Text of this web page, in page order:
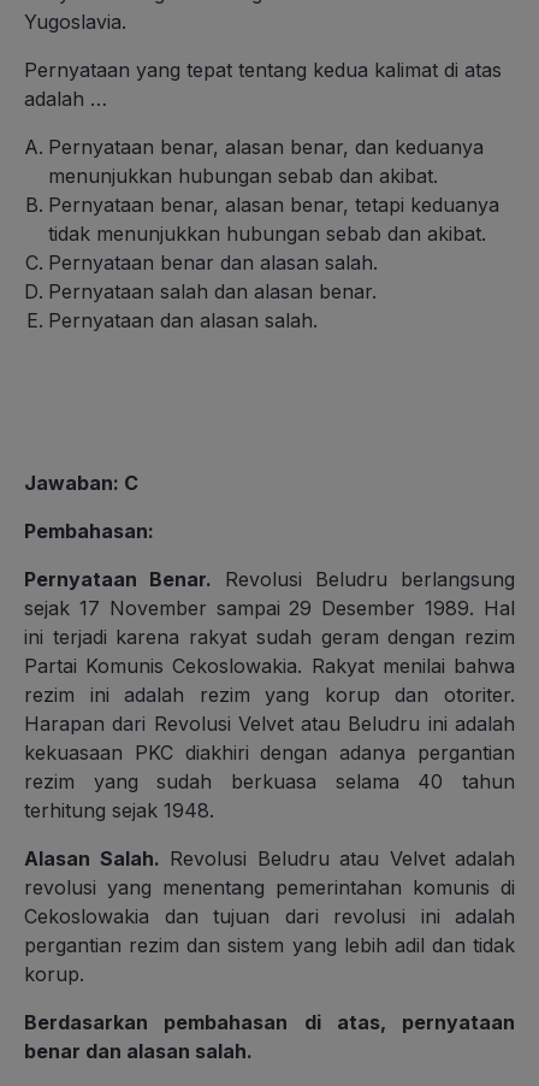
Yugoslavia.
Pernyataan yang tepat tentang kedua kalimat di atas
adalah …
Pernyataan benar, alasan benar, dan keduanya
menunjukkan hubungan sebab dan akibat.
Pernyataan benar, alasan benar, tetapi keduanya
tidak menunjukkan hubungan sebab dan akibat.
Pernyataan benar dan alasan salah.
Pernyataan salah dan alasan benar.
Pernyataan dan alasan salah.
Jawaban: C
Pembahasan:
Pernyataan Benar. Revolusi Beludru berlangsung
sejak 17 November sampai 29 Desember 1989. Hal
ini terjadi karena rakyat sudah geram dengan rezim
Partai Komunis Cekoslowakia. Rakyat menilai bahwa
rezim ini adalah rezim yang korup dan otoriter.
Harapan dari Revolusi Velvet atau Beludru ini adalah
kekuasaan PKC diakhiri dengan adanya pergantian
rezim yang sudah berkuasa selama 40 tahun
terhitung sejak 1948.
Alasan Salah. Revolusi Beludru atau Velvet adalah
revolusi yang menentang pemerintahan komunis di
Cekoslowakia dan tujuan dari revolusi ini adalah
pergantian rezim dan sistem yang lebih adil dan tidak
korup.
Berdasarkan pembahasan di atas, pernyataan
benar dan alasan salah.